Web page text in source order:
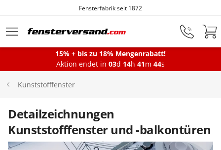
Zum Hauptinhalt springen
Fensterfabrik seit 1872
Montageservice
Balkontüren
15% + bis zu 18% Mengenrabatt!
Aktion endet in 03d 14h 41m 43s
Kunststofffenster
Detailzeichnungen
Kunststofffenster und -balkontüren